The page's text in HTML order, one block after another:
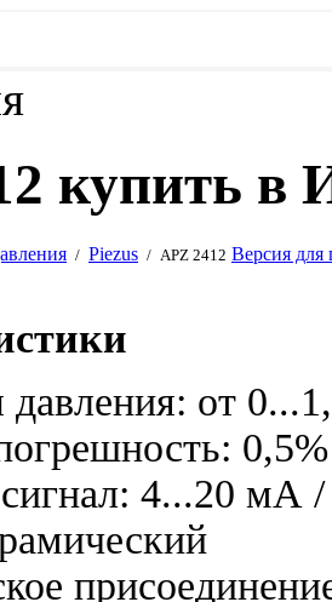
купить в
/ Piezus / APZ 2412 Версия для
от
4...20 мА /